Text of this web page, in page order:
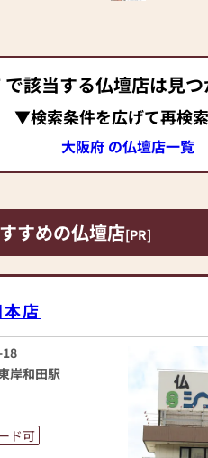
該当する仏壇店は見
▼検索条件を広げて再検
大阪府 の仏壇店一覧
すめの仏壇店[PR]
店
岸和田駅
ド可